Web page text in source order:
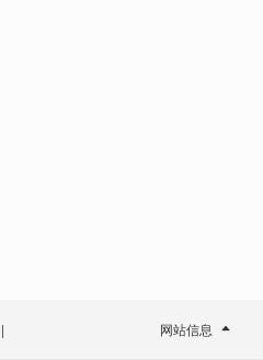
| 网站信息